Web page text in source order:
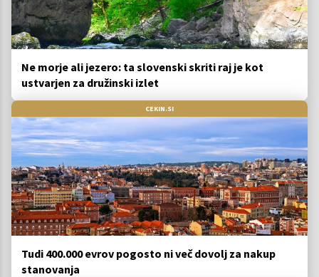
Ne morje ali jezero: ta slovenski skriti raj je kot
ustvarjen za družinski izlet
CEKIN.SI
Tudi 400.000 evrov pogosto ni več dovolj za nakup
stanovanja